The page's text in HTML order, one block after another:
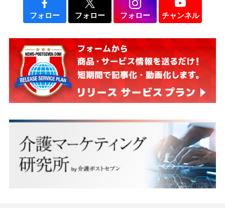
フォロー フォロー フォロー チャンネル